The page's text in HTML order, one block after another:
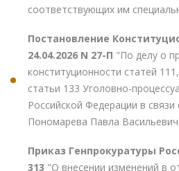
соответствующих им
Постановление
24.04.2026 N 27-П "По делу о
конституционности статей
статьи 133 Уголовно-
Российской Федерации в
Пономарева Павла
Приказ Генпрокуратуры
313 "О внесении изменений в